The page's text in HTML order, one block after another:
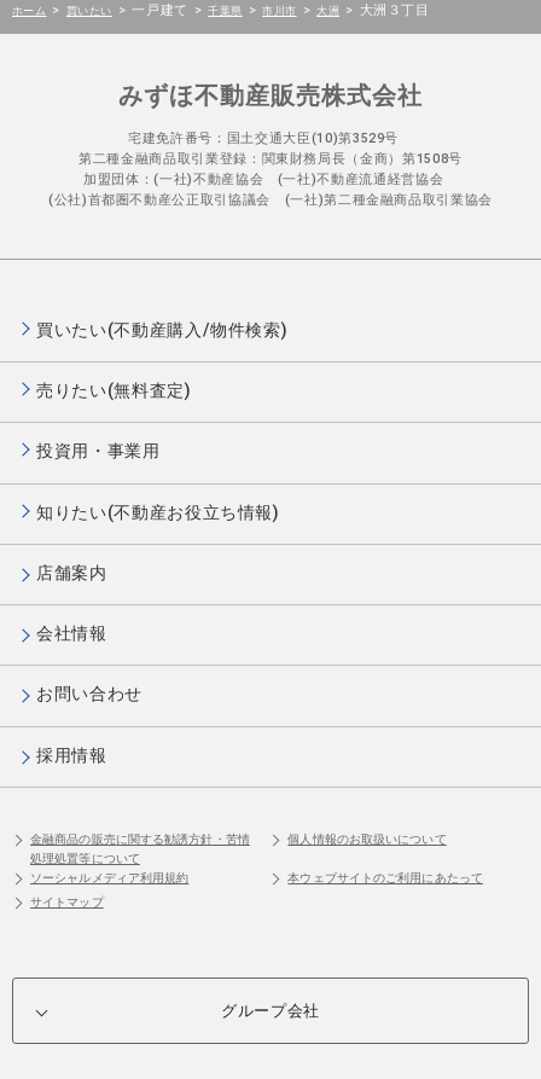
ホーム > 買いたい > 一戸建て > 千葉県 > 市川市 > 大洲 > 大洲３丁目
みずほ不動産販売株式会社
宅建免許番号：国土交通大臣(10)第3529号
第二種金融商品取引業登録：関東財務局長（金商）第1508号
加盟団体：(一社)不動産協会 (一社)不動産流通経営協会
(公社)首都圏不動産公正取引協議会 (一社)第二種金融商品取引業協会
買いたい(不動産購入/物件検索)
売りたい(無料査定)
投資用・事業用
知りたい(不動産お役立ち情報)
店舗案内
会社情報
お問い合わせ
採用情報
金融商品の販売に関する勧誘方針・苦情
処理処置等について
個人情報のお取扱いについて
ソーシャルメディア利用規約
本ウェブサイトのご利用にあたって
サイトマップ
グループ会社